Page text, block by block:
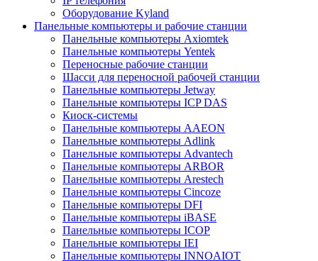
Оборудование Kyland
Панельные компьютеры и рабочие станции
Панельные компьютеры Axiomtek
Панельные компьютеры Yentek
Переносные рабочие станции
Шасси для переносной рабочей станции
Панельные компьютеры Jetway
Панельные компьютеры ICP DAS
Киоск-системы
Панельные компьютеры AAEON
Панельные компьютеры Adlink
Панельные компьютеры Advantech
Панельные компьютеры ARBOR
Панельные компьютеры Arestech
Панельные компьютеры Cincoze
Панельные компьютеры DFI
Панельные компьютеры iBASE
Панельные компьютеры ICOP
Панельные компьютеры IEI
Панельные компьютеры INNOAIOT